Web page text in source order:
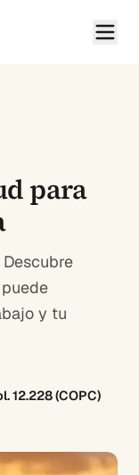
para
y tu
12.228 (COPC)